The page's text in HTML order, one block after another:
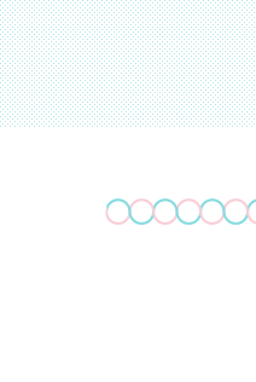
ニコーン【ゆうパケット
２点同梱可】
2,640円 (税込)